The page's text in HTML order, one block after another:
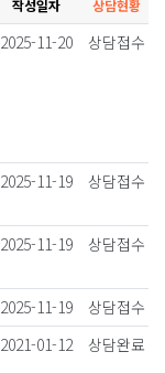
작성일자 상담현황
2025-11-20 상담접수
2025-11-19 상담접수
2025-11-19 상담접수
2025-11-19
상담접수
2021-01-12 상담완료